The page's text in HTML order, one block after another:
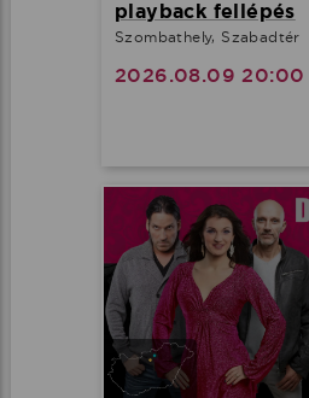
playback fellépés
Szombathely, Szabadtér
2026.08.09 20:00